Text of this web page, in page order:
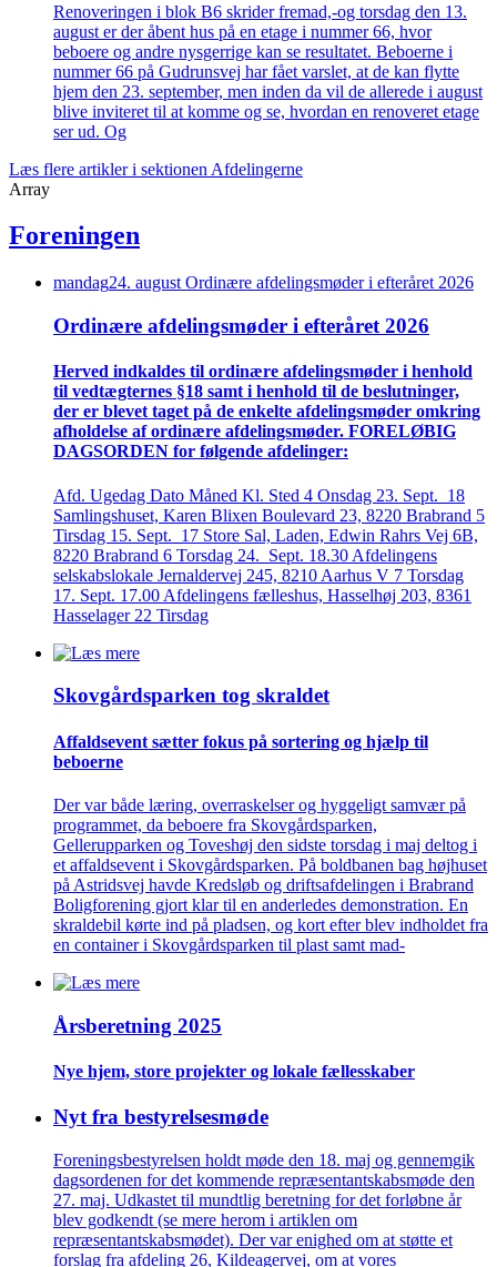
Renoveringen i blok B6 skrider fremad,-og torsdag den 13.
august er der åbent hus på en etage i nummer 66, hvor
beboere og andre nysgerrige kan se resultatet. Beboerne i
nummer 66 på Gudrunsvej har fået varslet, at de kan flytte
hjem den 23. september, men inden da vil de allerede i august
blive inviteret til at komme og se, hvordan en renoveret etage
ser ud. Og
Læs flere artikler i sektionen Afdelingerne
Array
Foreningen
mandag24. august Ordinære afdelings­møder i efteråret 2026
Ordinære afdelings­møder i efteråret 2026
Herved indkaldes til ordinære afdelings­møder i henhold
til vedtægternes §18 samt i henhold til de beslutninger,
der er blevet taget på de enkelte afdelings­møder omkring
afholdelse af ordinære afdelings­møder. FORELØBIG
DAGSORDEN for følgende afdelinger:
Afd. Ugedag Dato Måned Kl. Sted 4 Onsdag 23. Sept. 18
Samlingshuset, Karen Blixen Boulevard 23, 8220 Brabrand 5
Tirsdag 15. Sept. 17 Store Sal, Laden, Edwin Rahrs Vej 6B,
8220 Brabrand 6 Torsdag 24. Sept. 18.30 Afdelingens
selskabslokale Jernaldervej 245, 8210 Aarhus V 7 Torsdag
17. Sept. 17.00 Afdelingens fælleshus, Hasselhøj 203, 8361
Hasselager 22 Tirsdag
Skovgårds­parken tog skraldet
Affaldsevent sætter fokus på sortering og hjælp til
beboerne
Der var både læring, overraskelser og hyggeligt samvær på
programmet, da beboere fra Skovgårdsparken,
Gellerupparken og Toveshøj den sidste torsdag i maj deltog i
et affaldsevent i Skovgårdsparken. På boldbanen bag højhuset
på Astridsvej havde Kredsløb og driftsafdelingen i Brabrand
Boligforening gjort klar til en anderledes demonstration. En
skraldebil kørte ind på pladsen, og kort efter blev indholdet fra
en container i Skovgårdsparken til plast samt mad-
Årsberetning 2025
Nye hjem, store projekter og lokale fælles­skaber
Nyt fra bestyrelsesmøde
Foreningsbestyrelsen holdt møde den 18. maj og gennemgik
dagsordenen for det kommende repræsentantskabsmøde den
27. maj. Udkastet til mundtlig beretning for det forløbne år
blev godkendt (se mere herom i artiklen om
repræsentantskabsmødet). Der var enighed om at støtte et
forslag fra afdeling 26, Kildeagervej, om at vores